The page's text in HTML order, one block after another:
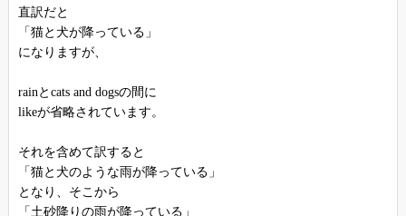
直訳だと
「猫と犬が降っている」
になりますが、
rainとcats and dogsの間に
likeが省略されています。
それを含めて訳すると
「猫と犬のような雨が降っている」
となり、そこから
「土砂降りの雨が降っている」